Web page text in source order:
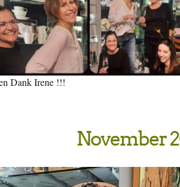
Dank Irene !!!
November